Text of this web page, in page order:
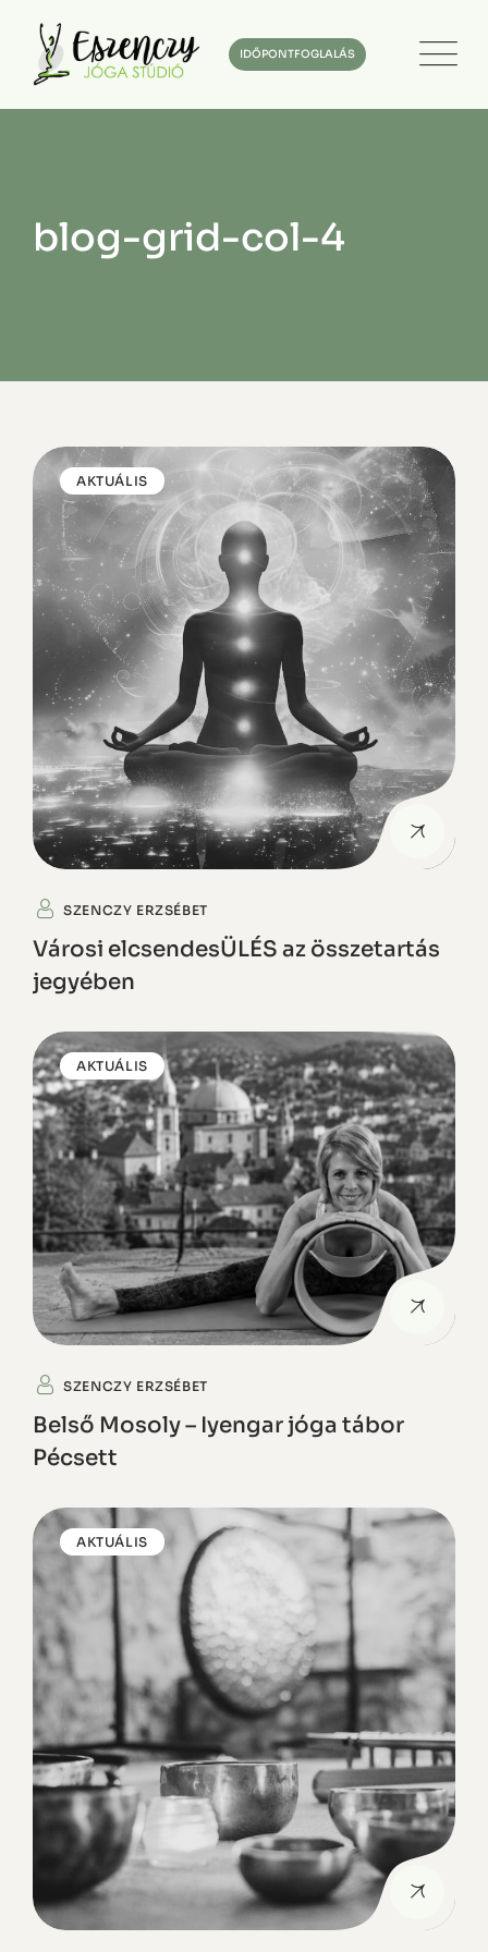
IDŐPONTFOGLALÁS
blog-grid-col-4
AKTUÁLIS
SZENCZY ERZSÉBET
Városi elcsendesÜLÉS az összetartás
jegyében
AKTUÁLIS
SZENCZY ERZSÉBET
Belső Mosoly – Iyengar jóga tábor
Pécsett
AKTUÁLIS